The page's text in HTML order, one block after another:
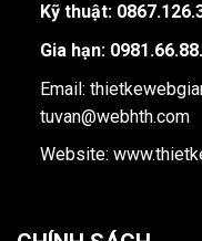
Kỹ thuật:
Gia hạn:
Email:
tuvan@webhth.com
Website: